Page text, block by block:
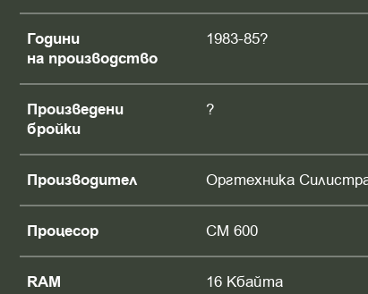
Години
на производство
1983-85?
Произведени
бройки
?
Производител Оргтехника
Процесор СМ 600
RAM 16 Кбайта